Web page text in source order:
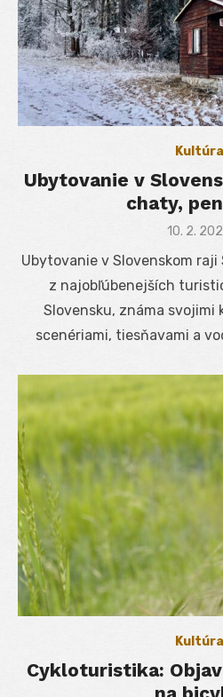
Kultúra
Ubytovanie v
chaty,
Posted
10. 2.
Ubytovanie v Slovenskom
z najobľúbenejších
Slovensku, známa svojimi
scenériami, tiesňavami a
Kultúra
Cykloturistika: